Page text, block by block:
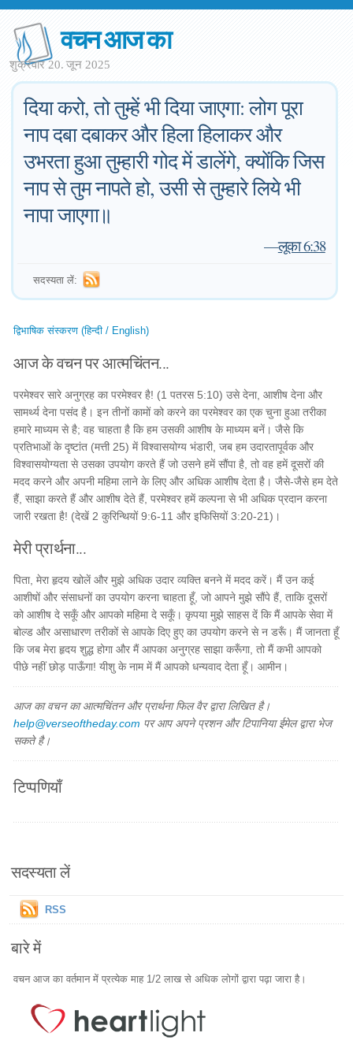
वचन आज का
शुक्रवार 20. जून 2025
दिया करो, तो तुम्हें भी दिया जाएगा: लोग पूरा
नाप दबा दबाकर और हिला हिलाकर और
उभरता हुआ तुम्हारी गोद में डालेंगे, क्योंकि जिस
नाप से तुम नापते हो, उसी से तुम्हारे लिये भी
नापा जाएगा॥
—लूका 6:38
सदस्यता लें:
द्विभाषिक संस्करण (हिन्दी / English)
आज के वचन पर आत्मचिंतन...
परमेश्वर सारे अनुग्रह का परमेश्वर है! (1 पतरस 5:10) उसे देना, आशीष देना और
सामर्थ्य देना पसंद है। इन तीनों कामों को करने का परमेश्वर का एक चुना हुआ तरीका
हमारे माध्यम से है; वह चाहता है कि हम उसकी आशीष के माध्यम बनें। जैसे कि
प्रतिभाओं के दृष्टांत (मत्ती 25) में विश्वासयोग्य भंडारी, जब हम उदारतापूर्वक और
विश्वासयोग्यता से उसका उपयोग करते हैं जो उसने हमें सौंपा है, तो वह हमें दूसरों की
मदद करने और अपनी महिमा लाने के लिए और अधिक आशीष देता है। जैसे-जैसे हम देते
हैं, साझा करते हैं और आशीष देते हैं, परमेश्वर हमें कल्पना से भी अधिक प्रदान करना
जारी रखता है! (देखें 2 कुरिन्थियों 9:6-11 और इफिसियों 3:20-21)।
मेरी प्रार्थना...
पिता, मेरा हृदय खोलें और मुझे अधिक उदार व्यक्ति बनने में मदद करें। मैं उन कई
आशीषों और संसाधनों का उपयोग करना चाहता हूँ, जो आपने मुझे सौंपे हैं, ताकि दूसरों
को आशीष दे सकूँ और आपको महिमा दे सकूँ। कृपया मुझे साहस दें कि मैं आपके सेवा में
बोल्ड और असाधारण तरीकों से आपके दिए हुए का उपयोग करने से न डरूँ। मैं जानता हूँ
कि जब मेरा हृदय शुद्ध होगा और मैं आपका अनुग्रह साझा करूँगा, तो मैं कभी आपको
पीछे नहीं छोड़ पाऊँगा! यीशु के नाम में मैं आपको धन्यवाद देता हूँ। आमीन।
आज का वचन का आत्मचिंतन और प्रार्थना फिल वैर द्वारा लिखित है।
help@verseoftheday.com पर आप अपने प्रशन और टिपानिया ईमेल द्वारा भेज
सकते है।
टिप्पणियाँ
सदस्यता लें
RSS
बारे में
वचन आज का वर्तमान में प्रत्येक माह 1/2 लाख से अधिक लोगों द्वारा पढ़ा जारा है।